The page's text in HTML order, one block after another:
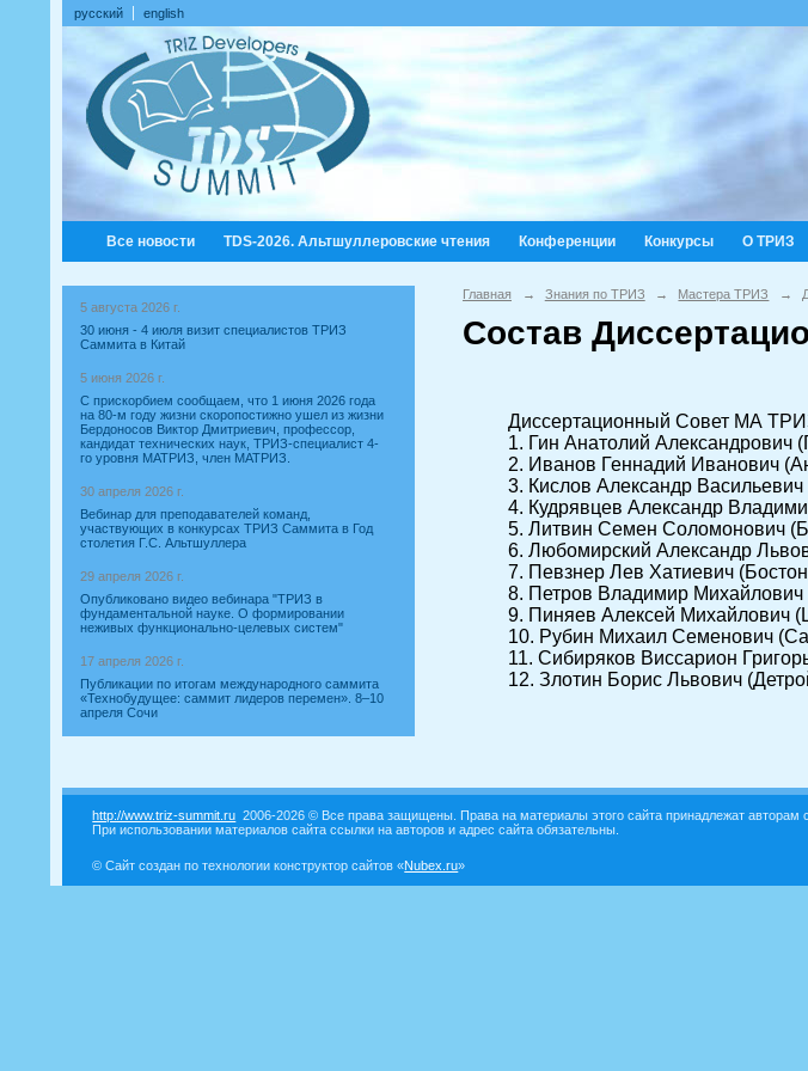
русский english
Все новости TDS-2026. Альтшуллеровские чтения Конференции Конкурсы О ТРИЗ
5 августа 2026 г.
30 июня - 4 июля визит специалистов ТРИЗ
Саммита в Китай
5 июня 2026 г.
С прискорбием сообщаем, что 1 июня 2026 года
на 80-м году жизни скоропостижно ушел из жизни
Бердоносов Виктор Дмитриевич, профессор,
кандидат технических наук, ТРИЗ-специалист 4-
го уровня МАТРИЗ, член МАТРИЗ.
30 апреля 2026 г.
Вебинар для преподавателей команд,
участвующих в конкурсах ТРИЗ Саммита в Год
столетия Г.С. Альтшуллера
29 апреля 2026 г.
Опубликовано видео вебинара "ТРИЗ в
фундаментальной науке. О формировании
неживых функционально-целевых систем"
17 апреля 2026 г.
Публикации по итогам международного саммита
«Технобудущее: саммит лидеров перемен». 8–10
апреля Сочи
Главная → Знания по ТРИЗ → Мастера ТРИЗ →
Состав
Диссертационный Совет МА
1. Гин Анатолий Александрович
2. Иванов Геннадий Иванович
3. Кислов Александр
4. Кудрявцев Александр
5. Литвин Семен Соломонович
6. Любомирский Александр
7. Певзнер Лев Хатиевич
8. Петров Владимир Михайлович
9. Пиняев Алексей Михайлович
10. Рубин Михаил Семенович
11. Сибиряков Виссарион
12. Злотин Борис Львович
http://www.triz-summit.ru 2006-2026 © Все права защищены. Права на материалы этого сайта принадлежат авторам
При использовании материалов сайта ссылки на авторов и адрес сайта обязательны.
© Сайт создан по технологии конструктор сайтов «Nubex.ru»